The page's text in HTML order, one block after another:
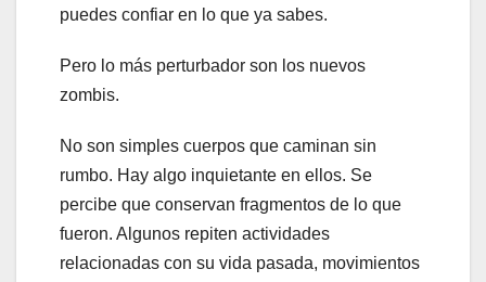
puedes confiar en lo que ya sabes.
Pero lo más perturbador son los nuevos
zombis.
No son simples cuerpos que caminan sin
rumbo. Hay algo inquietante en ellos. Se
percibe que conservan fragmentos de lo que
fueron. Algunos repiten actividades
relacionadas con su vida pasada, movimientos